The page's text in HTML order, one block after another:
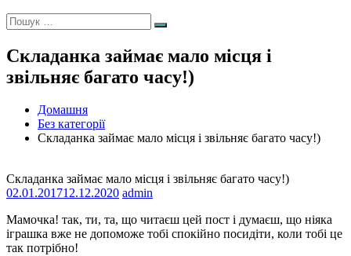
Пошук:
Пошук
Складанка займає мало місця і
звільняє багато часу!)
Домашня
Без категорії
Складанка займає мало місця і звільняє багато часу!)
Складанка займає мало місця і звільняє багато часу!)
02.01.201712.12.2020 admin
Мамочка! так, ти, та, що читаєш цей пост і думаєш, що ніяка
іграшка вже не допоможе тобі спокійно посидіти, коли тобі це
так потрібно!